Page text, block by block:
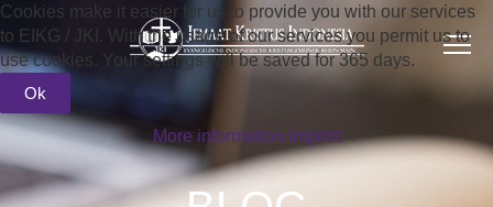
Cookies make it easier for us to provide you with our services
to EIKG / JKI. With the usage of our services you permit us to
use cookies. Your settings will be saved for 365 days.
Ok
More information Imprint